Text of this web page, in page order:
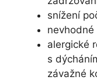
snížení
nevhodné
alergické
s
závažné